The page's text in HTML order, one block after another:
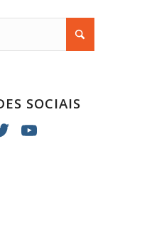
SOCIAIS
Twitter